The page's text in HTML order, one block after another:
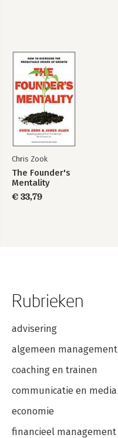
Chris Zook
The Founder's
Mentality
€ 33,79
Rubrieken
advisering
algemeen management
coaching en trainen
communicatie en media
economie
financieel management